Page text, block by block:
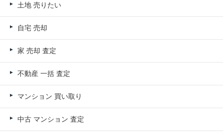
土地 売りたい
自宅 売却
家 売却 査定
不動産 一括 査定
マンション 買い取り
中古 マンション 査定